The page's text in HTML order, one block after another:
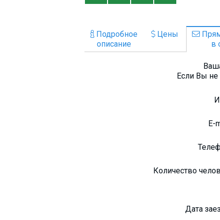
Подробное
описание
Цены
в
Если Вы не
E-
Количество
Дата